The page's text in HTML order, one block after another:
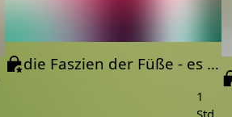
die Faszien der Füße - es hängt alles zusammen
1
Std.